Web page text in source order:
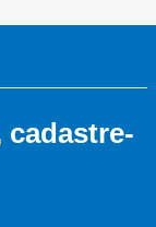
cadastre-